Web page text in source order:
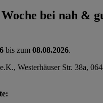
bei nah &
bis zum 08.08.2026.
Westerhäuser Str. 38a,